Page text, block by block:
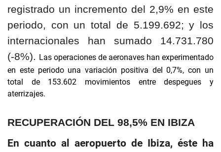
registrado un incremento del 2,9% en este
periodo, con un total de 5.199.692; y los
internacionales han sumado 14.731.780
(-8%). Las operaciones de aeronaves han experimentado
en este periodo una variación positiva del 0,7%, con un
total de 153.602 movimientos entre despegues y
aterrizajes.
RECUPERACIÓN DEL 98,5% EN IBIZA
En cuanto al aeropuerto de Ibiza, éste ha